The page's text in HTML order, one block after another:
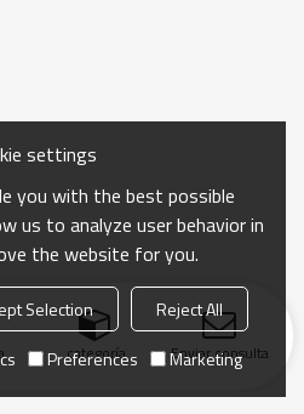
categoría Enviar consulta
settings
you with the best possible
us to analyze user behavior in
the website for you.
Selection
Reject All
Preferences Marketing